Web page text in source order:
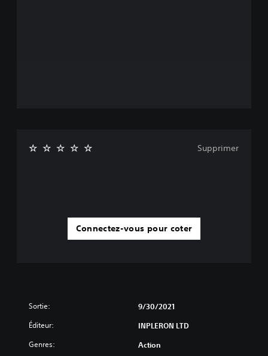
Connectez-vous pour coter
Supprimer
Sortie: 9/30/2021
Éditeur: INPLERON LTD
Genres: Action